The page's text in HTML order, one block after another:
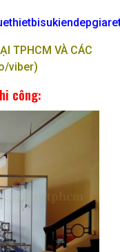
TPHCM VÀ CÁC
viber)
công: